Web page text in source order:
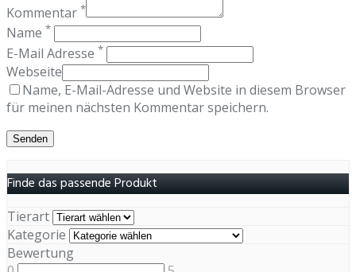
Kommentar *
Name *
E-Mail Adresse *
Webseite
Name, E-Mail-Adresse und Website in diesem Browser
für meinen nächsten Kommentar speichern.
Finde das passende Produkt
Tierart
Kategorie
Bewertung